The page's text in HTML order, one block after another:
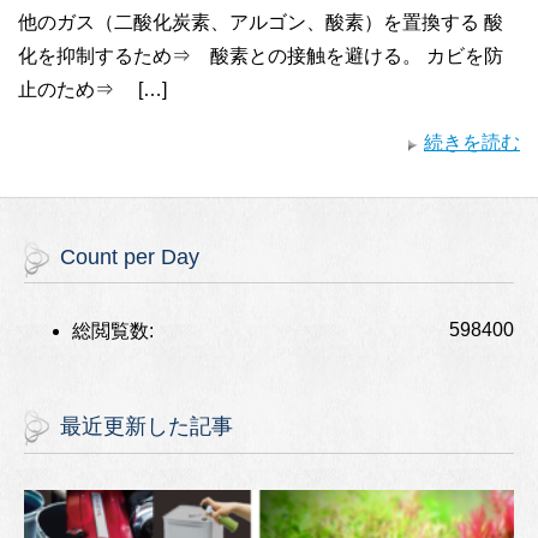
他のガス（二酸化炭素、アルゴン、酸素）を置換する 酸
化を抑制するため⇒ 酸素との接触を避ける。 カビを防
止のため⇒ […]
続きを読む
Count per Day
598400
総閲覧数:
最近更新した記事